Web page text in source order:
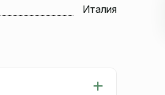
Италия